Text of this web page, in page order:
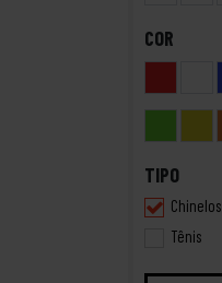
COR
TIPO
Chinelos
Tênis